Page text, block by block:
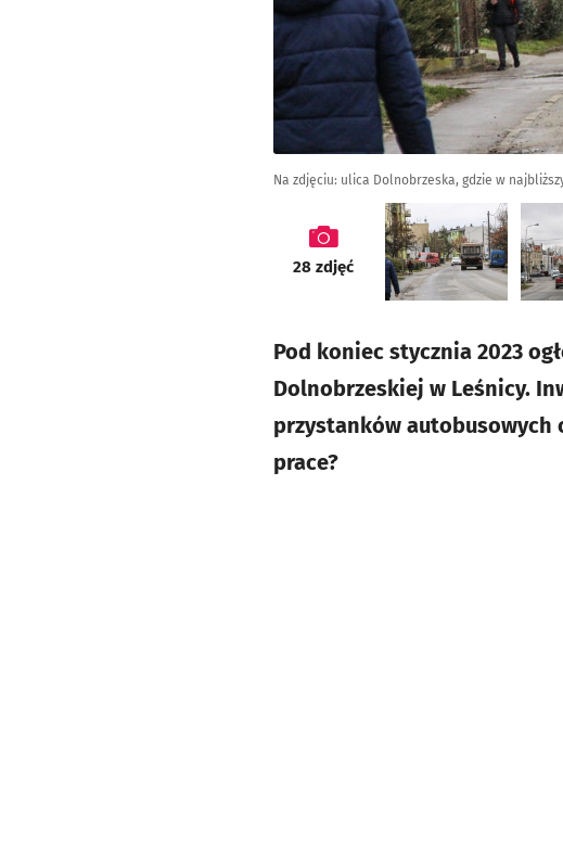
Na zdjęciu: ulica Dolnobrzeska, gdzie w
galeria
28zdjęć
Pod koniec stycznia 2023
Dolnobrzeskiej w Leśnicy.
przystanków autobusowych
prace?